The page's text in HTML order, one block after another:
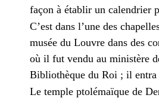
façon à établir un calendrier
C’est dans l’une des
musée du Louvre dans des
où il fut vendu au ministère
Bibliothèque du Roi ; il entra
Le temple ptolémaïque de